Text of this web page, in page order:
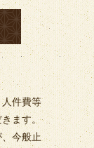
件費等
ます。
今般止